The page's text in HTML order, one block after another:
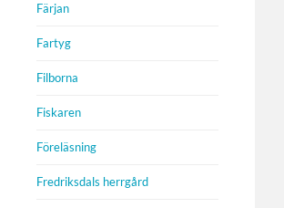
Färjan
Fartyg
Filborna
Fiskaren
Föreläsning
Fredriksdals herrgård